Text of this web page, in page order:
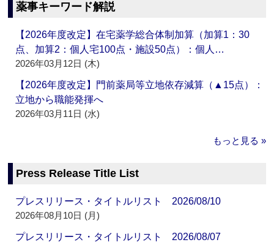
薬事キーワード解説
【2026年度改定】在宅薬学総合体制加算（加算1：30
点、加算2：個人宅100点・施設50点）：個人…
2026年03月12日 (木)
【2026年度改定】門前薬局等立地依存減算（▲15点）：
立地から職能発揮へ
2026年03月11日 (水)
もっと見る »
Press Release Title List
プレスリリース・タイトルリスト 2026/08/10
2026年08月10日 (月)
プレスリリース・タイトルリスト 2026/08/07